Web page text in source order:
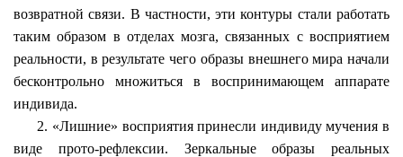
возвратной связи. В частности, эти контуры стали работать
таким образом в отделах мозга, связанных с восприятием
реальности, в результате чего образы внешнего мира начали
бесконтрольно множиться в воспринимающем аппарате
индивида.
2. «Лишние» восприятия принесли индивиду мучения в
виде прото-рефлексии. Зеркальные образы реальных